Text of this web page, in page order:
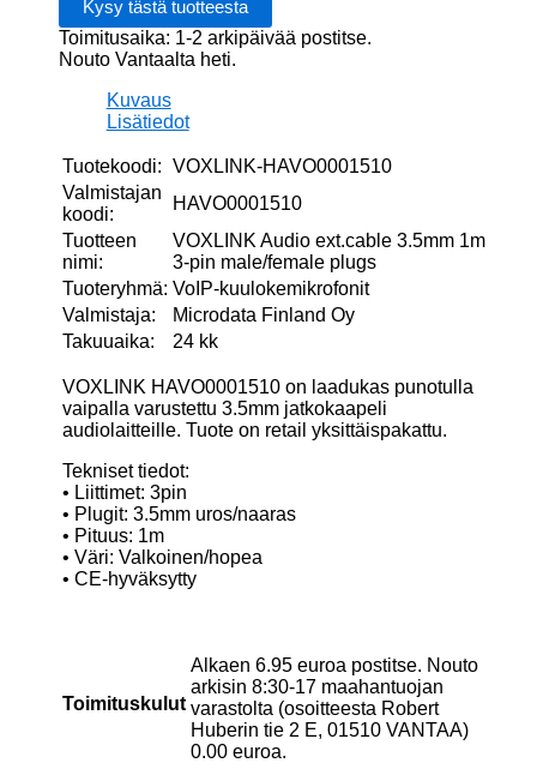
male/female
plugs
Toimitusaika: 1-2 arkipäivää postitse.
Nouto Vantaalta heti.
Kuvaus
Lisätiedot
Tuotekoodi: VOXLINK-HAVO0001510
Valmistajan
koodi:
HAVO0001510
Tuotteen
nimi:
VOXLINK Audio ext.cable 3.5mm 1m
3-pin male/female plugs
Tuoteryhmä: VoIP-kuulokemikrofonit
Valmistaja:
Microdata Finland Oy
Takuuaika:
24 kk
VOXLINK HAVO0001510 on laadukas punotulla
vaipalla varustettu 3.5mm jatkokaapeli
audiolaitteille. Tuote on retail yksittäispakattu.
Tekniset tiedot:
• Liittimet: 3pin
• Plugit: 3.5mm uros/naaras
• Pituus: 1m
• Väri: Valkoinen/hopea
• CE-hyväksytty
Toimituskulut
Alkaen 6.95 euroa postitse. Nouto
arkisin 8:30-17 maahantuojan
varastolta (osoitteesta Robert
Huberin tie 2 E, 01510 VANTAA)
0.00 euroa.